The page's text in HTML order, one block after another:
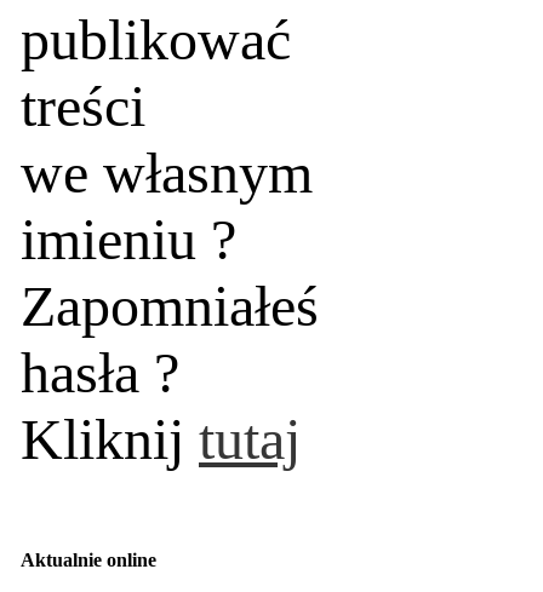
publikować
treści
we własnym
imieniu ?
Zapomniałeś
hasła ?
Kliknij tutaj
Aktualnie online